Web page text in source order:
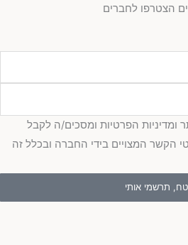
הצטרפו לחברים
הפרטיות ומסכים/ה לקבל
הקשר המצויים בידי החברה ובכלל זה
תרשמי אותי